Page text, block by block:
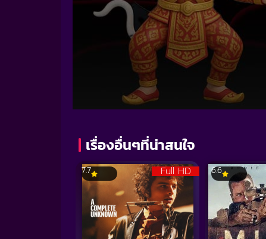
เรื่องอื่นๆที่น่าสนใจ
Full HD
7.7 6.6